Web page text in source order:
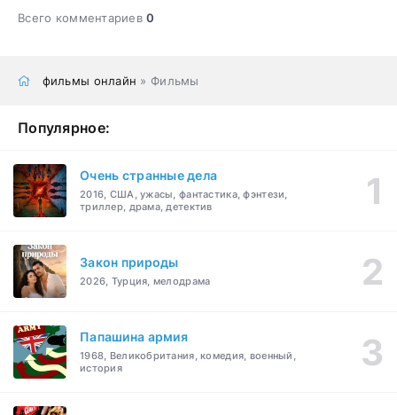
Всего комментариев0
фильмы онлайн » Фильмы
Популярное:
Очень странные дела
2016, США, ужасы, фантастика, фэнтези,
триллер, драма, детектив
Закон природы
2026, Турция, мелодрама
Папашина армия
1968, Великобритания, комедия, военный,
история